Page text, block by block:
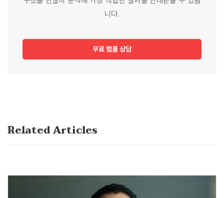
니다.
무료 법률 상담
Related Articles